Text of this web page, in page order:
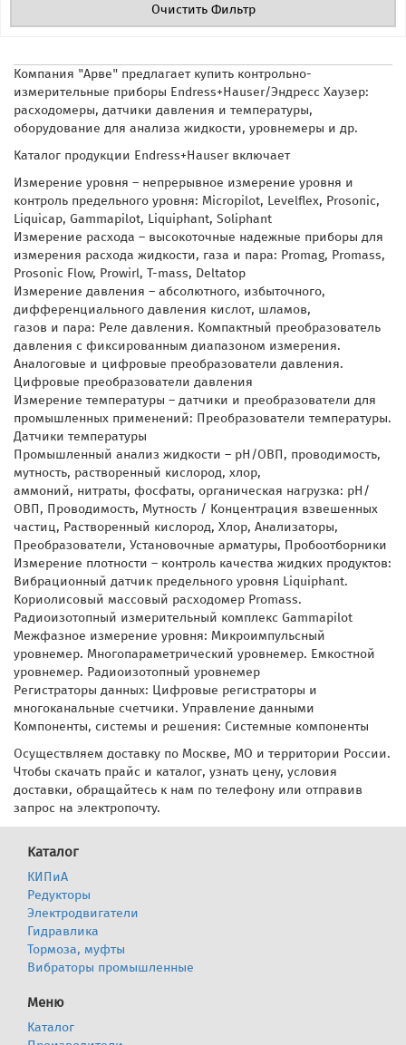
Очистить Фильтр
Компания "Арве" предлагает купить контрольно-
измерительные приборы Endress+Hauser/Эндресс Хаузер:
расходомеры, датчики давления и температуры,
оборудование для анализа жидкости, уровнемеры и др.
Каталог продукции Endress+Hauser включает
Измерение уровня – непрерывное измерение уровня и
контроль предельного уровня: Micropilot, Levelflex, Prosonic,
Liquicap, Gammapilot, Liquiphant, Soliphant
Измерение расхода – высокоточные надежные приборы для
измерения расхода жидкости, газа и пара: Promag, Promass,
Prosonic Flow, Prowirl, T-mass, Deltatop
Измерение давления – абсолютного, избыточного,
дифференциального давления кислот, шламов,
газов и пара: Реле давления. Компактный преобразователь
давления с фиксированным диапазоном измерения.
Аналоговые и цифровые преобразователи давления.
Цифровые преобразователи давления
Измерение температуры – датчики и преобразователи для
промышленных применений: Преобразователи температуры.
Датчики температуры
Промышленный анализ жидкости – pH/ОВП, проводимость,
мутность, растворенный кислород, хлор,
аммоний, нитраты, фосфаты, органическая нагрузка: pH/
ОВП, Проводимость, Мутность / Концентрация взвешенных
частиц, Растворенный кислород, Хлор, Анализаторы,
Преобразователи, Установочные арматуры, Пробоотборники
Измерение плотности – контроль качества жидких продуктов:
Вибрационный датчик предельного уровня Liquiphant.
Кориолисовый массовый расходомер Promass.
Радиоизотопный измерительный комплекс Gammapilot
Межфазное измерение уровня: Микроимпульсный
уровнемер. Многопараметрический уровнемер. Емкостной
уровнемер. Радиоизотопный уровнемер
Регистраторы данных: Цифровые регистраторы и
многоканальные счетчики. Управление данными
Компоненты, системы и решения: Системные компоненты
Осуществляем доставку по Москве, МО и территории России.
Чтобы скачать прайс и каталог, узнать цену, условия
доставки, обращайтесь к нам по телефону или отправив
запрос на электропочту.
Каталог
КИПиА
Редукторы
Электродвигатели
Гидравлика
Тормоза, муфты
Вибраторы промышленные
Меню
Каталог